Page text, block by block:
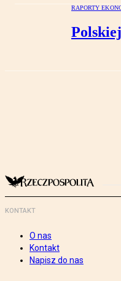
RAPORTY
KONTAKT
O nas
Kontakt
Napisz do nas